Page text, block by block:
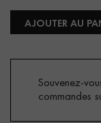
AJOUTER AU
Souvenez-
commandes